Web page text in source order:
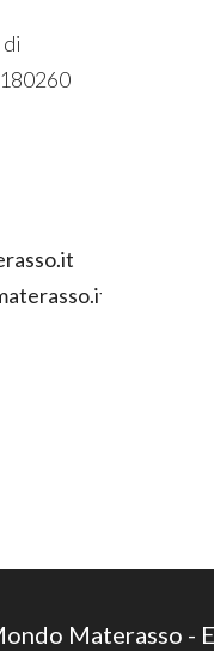
180260
Materasso -